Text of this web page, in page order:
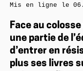
Face au
une partie de
d’entrer en
plus ses livres
Mis en ligne le